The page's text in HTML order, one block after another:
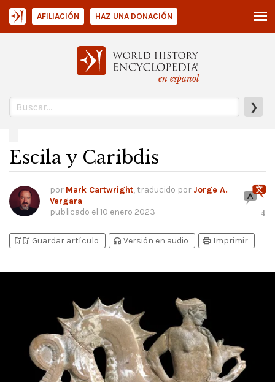
en español
❯
AFILIACIÓN HAZ UNA DONACIÓN
Escila y Caribdis
por Mark Cartwright, traducido por Jorge A.
Vergara
publicado el 10 enero 2023 4
bookmark_addbookmark_added Guardar artículo headphones Versión en audio print Imprimir